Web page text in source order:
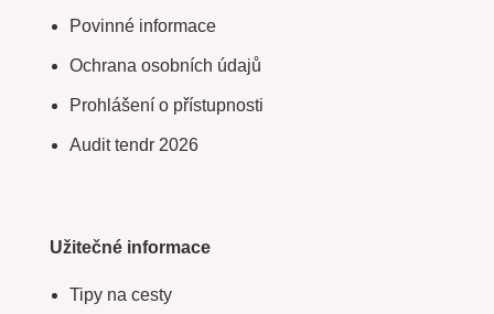
Povinné informace
Ochrana osobních údajů
Prohlášení o přístupnosti
Audit tendr 2026
Užitečné informace
Tipy na cesty